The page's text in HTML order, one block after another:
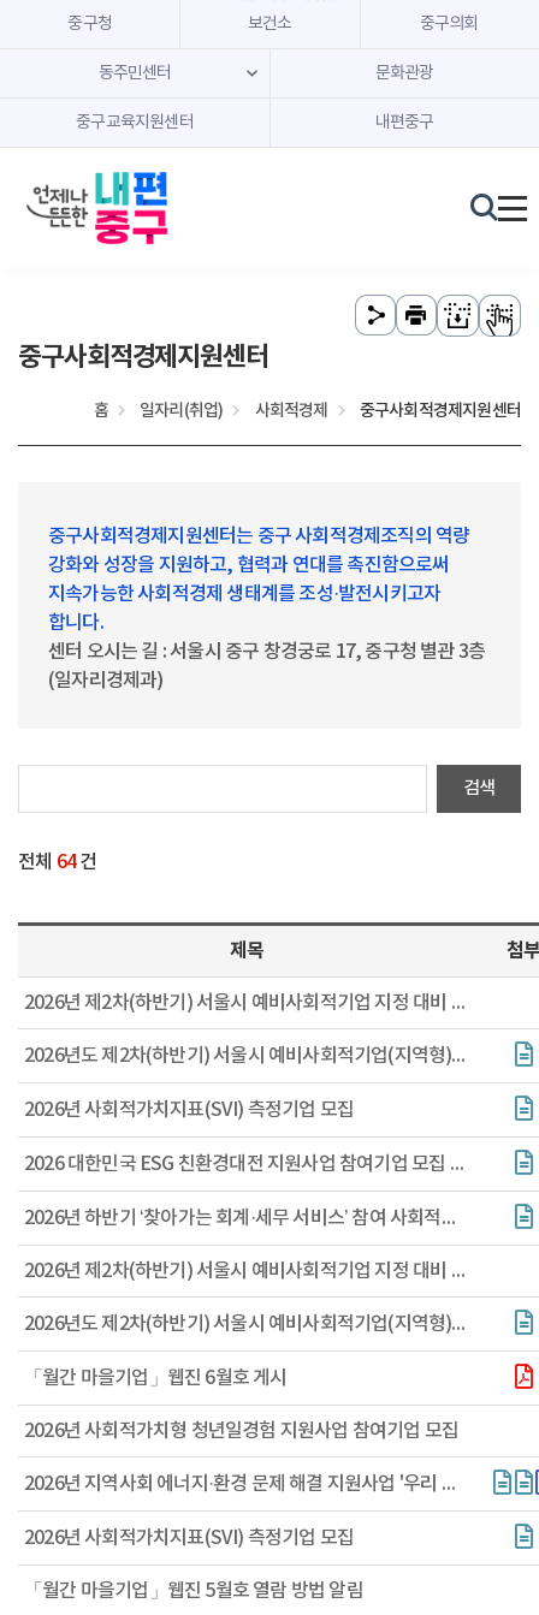
본문 내용 바로가기
주메뉴 바로가기
중구청 보건소 중구의회
동주민센터 문화관광
중구교육지원센터 내편중구
중구사회적경제지원센터
홈 일자리(취업) 사회적경제 중구사회적경제지원센터
중구사회적경제지원센터는 중구 사회적경제조직의 역량
강화와 성장을 지원하고, 협력과 연대를 촉진함으로써
지속가능한 사회적경제 생태계를 조성·발전시키고자
합니다.
센터 오시는 길 : 서울시 중구 창경궁로 17, 중구청 별관 3층
(일자리경제과)
전체 64 건
제목 첨
2026년 제2차(하반기) 서울시 예비사회적기업 지정 대비 교육(설명회) 참여기업 모집
2026년도 제2차(하반기) 서울시 예비사회적기업(지역형) 지정계획 공고
2026년 사회적가치지표(SVI) 측정기업 모집
2026 대한민국 ESG 친환경대전 지원사업 참여기업 모집 공고(~8.18.화 17:00)
2026년 하반기 ‘찾아가는 회계·세무 서비스’ 참여 사회적경제기업 모집
2026년 제2차(하반기) 서울시 예비사회적기업 지정 대비 교육(설명회) 참여기업 모집
2026년도 제2차(하반기) 서울시 예비사회적기업(지역형) 지정계획 공고
「월간 마을기업」웹진 6월호 게시
2026년 사회적가치형 청년일경험 지원사업 참여기업 모집
2026년 지역사회 에너지·환경 문제 해결 지원사업 '우리 동네 온기 가득' 공모신청 안내
2026년 사회적가치지표(SVI) 측정기업 모집
「월간 마을기업」웹진 5월호 열람 방법 알림